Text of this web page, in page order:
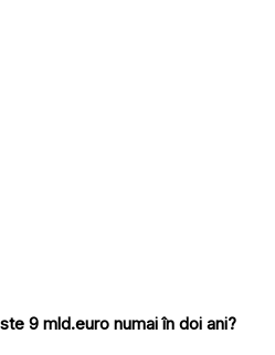
9 mld.euro numai în doi ani?